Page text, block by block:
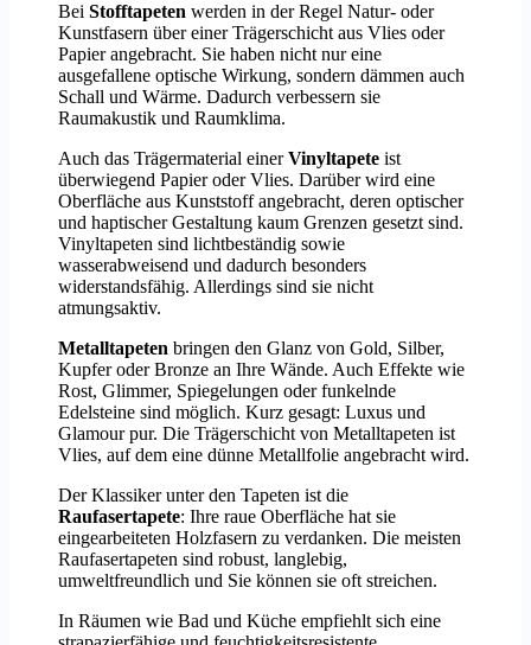
BeiStofftapetenwerden in der Regel Natur- oder
Kunstfasern über einer Trägerschicht aus Vlies oder
Papier angebracht. Sie haben nicht nur eine
ausgefallene optische Wirkung, sondern dämmen auch
Schall und Wärme. Dadurch verbessern sie
Raumakustik und Raumklima.
Auch das Trägermaterial einerVinyltapeteist
überwiegend Papier oder Vlies. Darüber wird eine
Oberfläche aus Kunststoff angebracht, deren optischer
und haptischer Gestaltung kaum Grenzen gesetzt sind.
Vinyltapeten sind lichtbeständig sowie
wasserabweisend und dadurch besonders
widerstandsfähig. Allerdings sind sie nicht
atmungsaktiv.
Metalltapetenbringen den Glanz von Gold, Silber,
Kupfer oder Bronze an Ihre Wände. Auch Effekte wie
Rost, Glimmer, Spiegelungen oder funkelnde
Edelsteine sind möglich. Kurz gesagt: Luxus und
Glamour pur. Die Trägerschicht von Metalltapeten ist
Vlies, auf dem eine dünne Metallfolie angebracht wird.
Der Klassiker unter den Tapeten ist die
Raufasertapete: Ihre raue Oberfläche hat sie
eingearbeiteten Holzfasern zu verdanken. Die meisten
Raufasertapeten sind robust, langlebig,
umweltfreundlich und Sie können sie oft streichen.
In Räumen wie Bad und Küche empfiehlt sich eine